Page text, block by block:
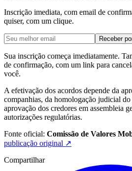
Inscrição imediata, com email de
quiser, com um clique.
Receber
Sua inscrição começa imediatamente.
de confirmação, com um link para
você.
A efetivação dos acordos depende da
companhias, da homologação judicial
aprovação dos credores em assembleia
autorizações regulatórias.
Fonte oficial: Comissão de Valores
publicação original ↗
Compartilhar